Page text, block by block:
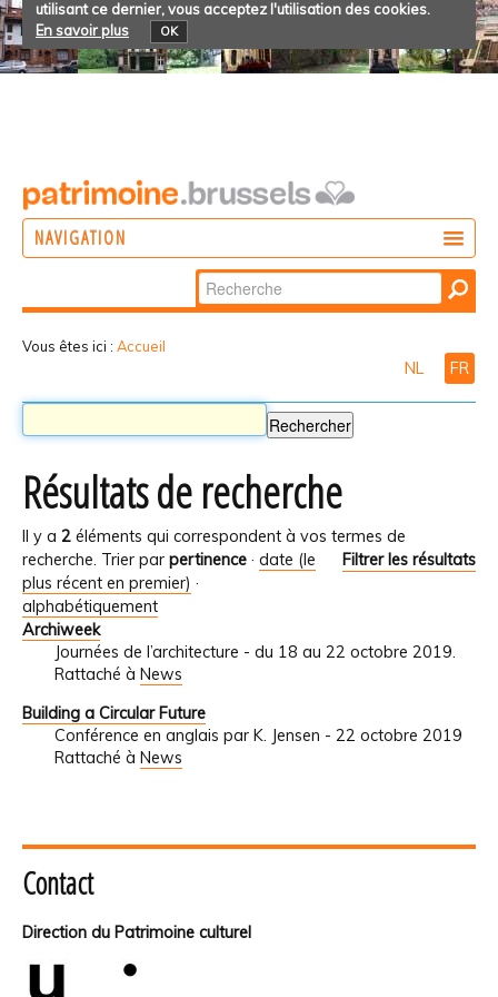
utilisant ce dernier, vous acceptez l'utilisation des cookies.
En savoir plus
OK
NAVIGATION
Chercher par
Recherche
Vous êtes ici : Accueil
NL FR
Résultats de recherche
Il y a 2 éléments qui correspondent à vos termes de
recherche.
Filtrer les résultats
Trier par pertinence · date (le
plus récent en premier) ·
alphabétiquement
Archiweek
Journées de l’architecture - du 18 au 22 octobre 2019.
Rattaché à News
Building a Circular Future
Conférence en anglais par K. Jensen - 22 octobre 2019
Rattaché à News
Contact
Direction du Patrimoine culturel